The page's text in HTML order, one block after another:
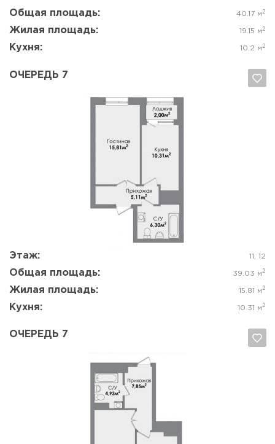
Общая площадь: 40.17 м 2
Жилая площадь: 19.15 м 2
Кухня: 10.2 м 2
ОЧЕРЕДЬ 7
Этаж: 11, 12
Общая площадь: 39.03 м 2
Жилая площадь: 15.81 м 2
Кухня: 10.31 м 2
Да, удалить Отмена
ОЧЕРЕДЬ 7